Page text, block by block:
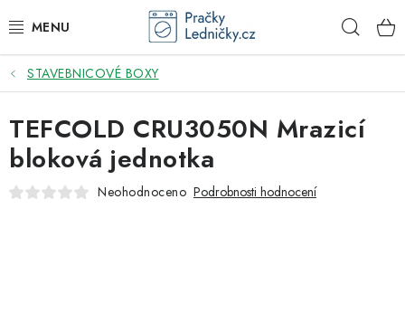
na
DODAVATEL
VESTAVNÉ SPOTŘEBIČE
VOLNĚ STOJÍCÍ SPOTŘEBIČE
STAVEBNICOVÉ BOXY
TEFCOLD CRU3050N Mrazicí
bloková jednotka
Neohodnoceno Podrobnosti hodnocení